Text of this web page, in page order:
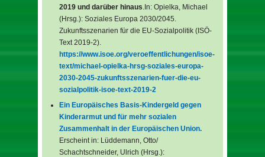
2019 und darüber hinaus .In: Opielka, Michael
(Hrsg.): Soziales Europa 2030/2045.
Zukunftsszenarien für die EU-Sozialpolitik (ISÖ-
Text 2019-2).
https://www.isoe.org/veroeffentlichungen/isoe-
text/michael-opielka-hrsg-soziales-europa-
2030-2045-zukunftsszenarien-fuer-die-eu-
sozialpolitik-isoe-text-2019-2
Ein Europäisches Basis-Kindergeld gegen
Kinderarmut und für mehr sozialen
Zusammenhalt in der Europäischen Union.
Erscheint in: Lüddemann, Otto/
Schachtschneider, Ulrich (Hrsg.):